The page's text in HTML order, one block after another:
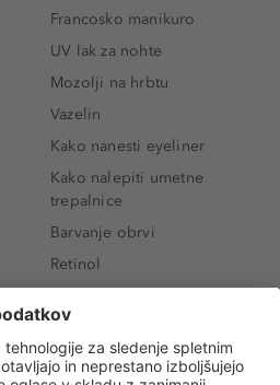
Francosko manikuro
UV lak za nohte
Mozolji na hrbtu
Vazelin
Kako nanesti eyeliner
Kako nalepiti umetne
trepalnice
Barvanje obrvi
Retinol
Niacinamid